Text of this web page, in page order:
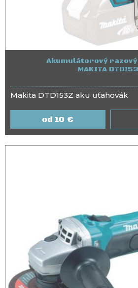
Akumulátorový razový
MAKITA
Makita DTD153Z aku uťahovák
10 €